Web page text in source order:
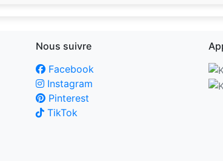
Nous suivre
Facebook
Instagram
Pinterest
TikTok